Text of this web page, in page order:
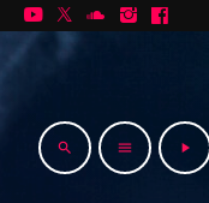
search menu play_arrow